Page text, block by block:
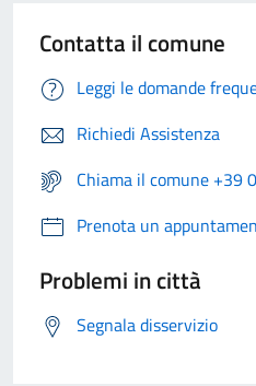
Contatta il comune
Leggi le domande
Richiedi Assistenza
Chiama il comune +39
Prenota un
Problemi in città
Segnala disservizio